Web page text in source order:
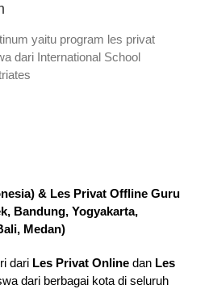
yaitu program les privat
dari International School
& Les Privat Offline Guru
Bandung, Yogyakarta,
Medan)
dari Les Privat Online dan Les
dari berbagai kota di seluruh